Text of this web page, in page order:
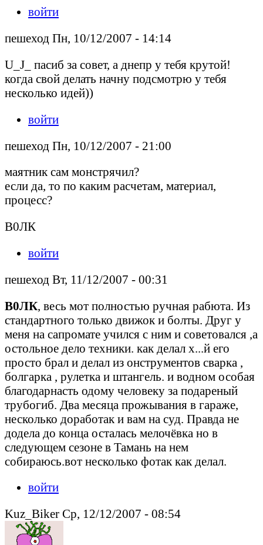
войти
пешеход Пн, 10/12/2007 - 14:14
U_J_ пасиб за совет, а днепр у тебя крутой!
когда свой делать начну подсмотрю у тебя
несколько идей))
войти
пешеход Пн, 10/12/2007 - 21:00
маятник сам монстрячил?
если да, то по каким расчетам, материал,
процесс?
В0ЛК
войти
пешеход Вт, 11/12/2007 - 00:31
В0ЛК, весь мот полностью ручная рабюта. Из
стандартного только движок и болты. Друг у
меня на сапромате учился с ним и советовался ,а
остольное дело техники. как делал х...й его
просто брал и делал из онструментов сварка ,
болгарка , рулетка и штангель. и водном особая
благодарнасть одому человеку за подареный
трубогиб. Два месяца прожывания в гараже,
несколько доработак и вам на суд. Правда не
додела до конца осталась мелочёвка но в
следующем сезоне в Тамань на нем
собираюсь.вот несколько фотак как делал.
войти
Kuz_Biker Ср, 12/12/2007 - 08:54